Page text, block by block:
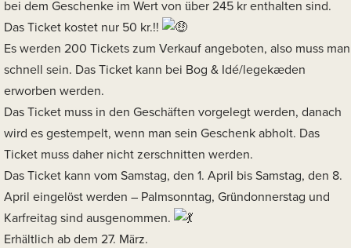
bei dem Geschenke im Wert von über 245 kr enthalten sind.
Das Ticket kostet nur 50 kr.!!
Es werden 200 Tickets zum Verkauf angeboten, also muss man
schnell sein. Das Ticket kann bei Bog & Idé/legekæden
erworben werden.
Das Ticket muss in den Geschäften vorgelegt werden, danach
wird es gestempelt, wenn man sein Geschenk abholt. Das
Ticket muss daher nicht zerschnitten werden.
Das Ticket kann vom Samstag, den 1. April bis Samstag, den 8.
April eingelöst werden – Palmsonntag, Gründonnerstag und
Karfreitag sind ausgenommen.
Erhältlich ab dem 27. März.